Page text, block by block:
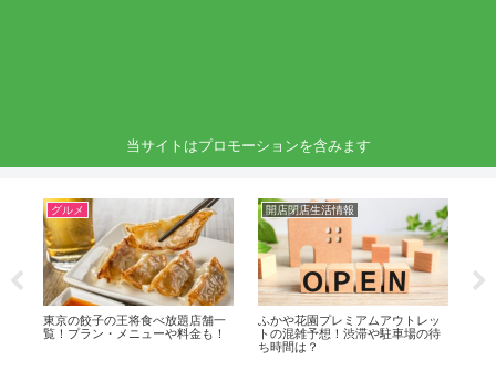
当サイトはプロモーションを含みます
グルメ
東京の餃子の王将食べ放題店舗一
覧！プラン・メニューや料金も！
開店閉店生活情報
ふかや花園プレミアムアウトレッ
トの混雑予想！渋滞や駐車場の待
ち時間は？